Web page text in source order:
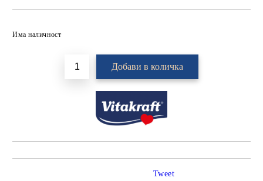
Има наличност
Tweet